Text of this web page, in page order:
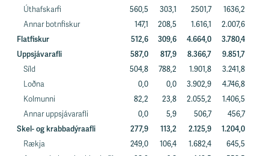
Úthafskarfi
560,5 303,1 2501,7
1636,2
Annar botnfiskur
147,1 208,5 1.616,1
2.007,6
Flatfiskur
512,6 309,6 4.664,0
3.780,4
Uppsjávarafli
587,0 817,9 8.366,7
9.851,7
Síld
504,8 788,2 1.901,8
3.241,8
Loðna
0,0 0,0 3.902,9
4.746,8
Kolmunni
82,2 23,8 2.055,2
1.406,5
Annar uppsjávarafli
0,0 5,9 506,7
456,7
Skel- og krabbadýraafli
277,9 113,2 2.125,9
1.204,0
Rækja
249,0 106,4 1.682,4
645,5